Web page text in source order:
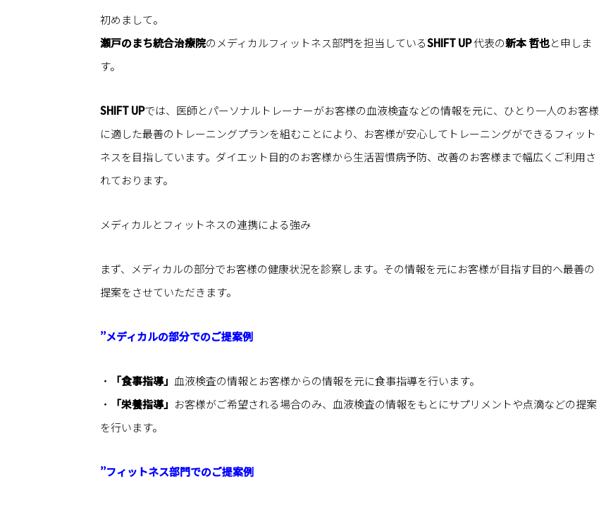
初めまして。
瀬戸のまち統合治療院のメディカルフィットネス部門を担当しているSHIFT UP代表の新本 哲也と申しま
す。
SHIFT UPでは、医師とパーソナルトレーナーがお客様の血液検査などの情報を元に、ひとり一人のお客様
に適した最善のトレーニングプランを組むことにより、お客様が安心してトレーニングができるフィット
ネスを目指しています。ダイエット目的のお客様から生活習慣病予防、改善のお客様まで幅広くご利用さ
れております。
メディカルとフィットネスの連携による強み
まず、メディカルの部分でお客様の健康状況を診察します。その情報を元にお客様が目指す目的へ最善の
提案をさせていただきます。
’’メディカルの部分でのご提案例
・ 「食事指導」 血液検査の情報とお客様からの情報を元に食事指導を行います。
・
「栄養指導」 お客様がご希望される場合のみ、血液検査の情報をもとにサプリメントや点滴などの提案
を行います。
’’フィットネス部門でのご提案例